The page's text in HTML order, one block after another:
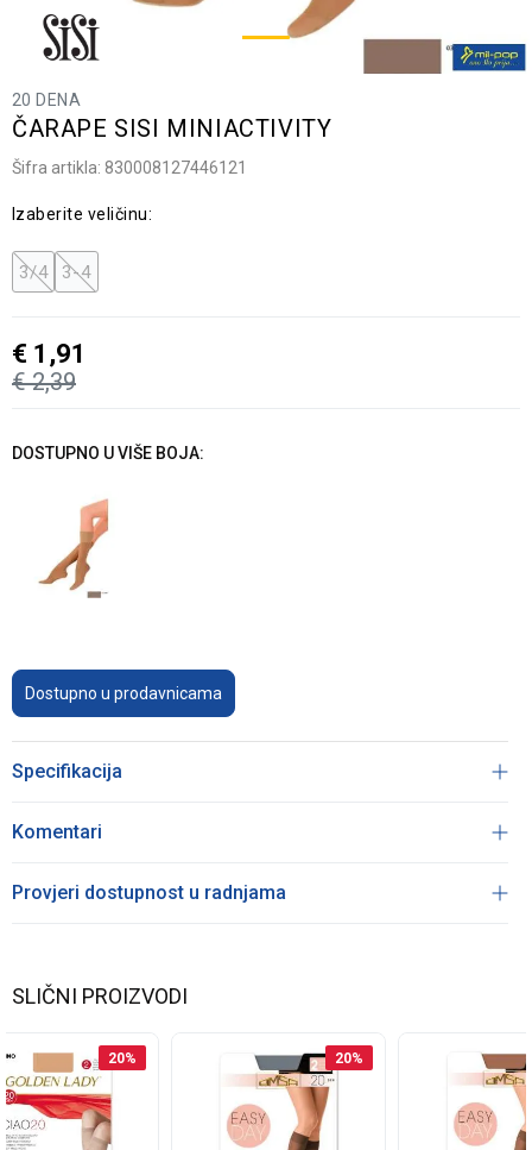
20 DENA
ČARAPE SISI MINIACTIVITY
Šifra artikla: 830008127446121
Izaberite veličinu:
3/4 3-4
€ 2,39
€ 1,91
DOSTUPNO U VIŠE BOJA:
Dostupno u prodavnicama
Specifikacija
Komentari
Provjeri dostupnost u radnjama
SLIČNI PROIZVODI
20% 20%